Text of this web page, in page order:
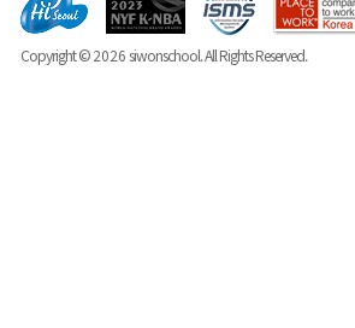
Copyright ©2026siwonschool. All Rights Reserved.